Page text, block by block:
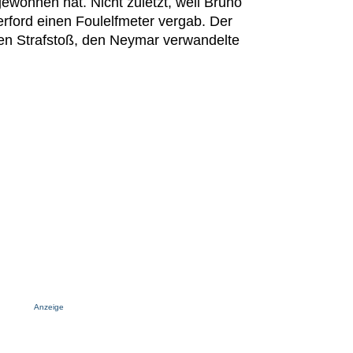
einen Foulelfmeter vergab. Der
Strafstoß, den Neymar verwandelte
Anzeige